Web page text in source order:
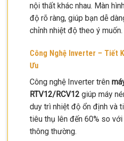
nội thất khác nhau. Màn
độ rõ ràng, giúp bạn dễ
chỉnh nhiệt độ theo ý muốn.
Công Nghệ Inverter – Tiết
Ưu
Công nghệ Inverter trên
RTV12/RCV12 giúp máy
duy trì nhiệt độ ổn định và
tiêu thụ lên đến 60% so
thông thường.